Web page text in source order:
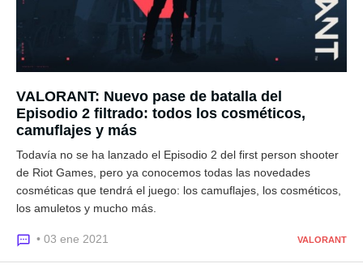
VALORANT: Nuevo pase de batalla del
Episodio 2 filtrado: todos los cosméticos,
camuflajes y más
Todavía no se ha lanzado el Episodio 2 del first person shooter
de Riot Games, pero ya conocemos todas las novedades
cosméticas que tendrá el juego: los camuflajes, los cosméticos,
los amuletos y mucho más.
• 03 ene 2021 VALORANT